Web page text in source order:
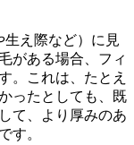
生え際など）に見
がある場合、フィ
。これは、たとえ
ったとしても、既
て、より厚みのあ
す。